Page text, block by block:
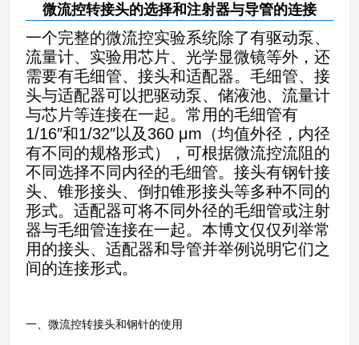
微流控转接头的选择和注射器与导管的连接
一个完整的微流控实验系统除了有驱动泵、
流量计、实验用芯片、光学显微镜等外，还
需要有毛细管、接头和适配器。毛细管、接
头与适配器可以把驱动泵、储液池、流量计
与芯片等连接在一起。常用的毛细管有
1/16″和1/32″以及360 μm（均值外径，内径
有不同的规格形式），可根据微流控流阻的
不同选择不同内径的毛细管。接头有钢针接
头、锥形接头、倒扣锥形接头等多种不同的
形式。适配器可将不同外径的毛细管或注射
器与毛细管连接在一起。本博文仅仅列举常
用的接头、适配器和导管并举例说明它们之
间的连接形式。
一、微流控转接头和钢针的使用